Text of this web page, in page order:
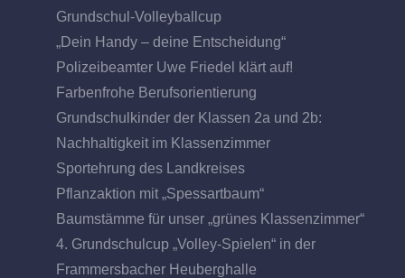
Grundschul-Volleyballcup
„Dein Handy – deine Entscheidung“
Polizeibeamter Uwe Friedel klärt auf!
Farbenfrohe Berufsorientierung
Grundschulkinder der Klassen 2a und 2b:
Nachhaltigkeit im Klassenzimmer
Sportehrung des Landkreises
Pflanzaktion mit „Spessartbaum“
Baumstämme für unser „grünes Klassenzimmer“
4. Grundschulcup „Volley-Spielen“ in der
Frammersbacher Heuberghalle